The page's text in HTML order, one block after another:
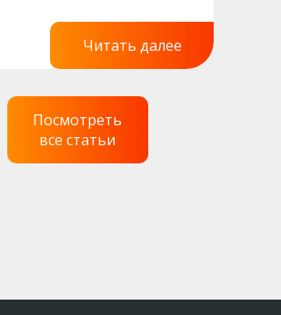
Читать далее
Посмотреть
все статьи